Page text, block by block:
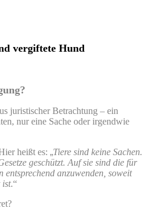
vergiftete Hund
juristischer Betrachtung – ein
nur eine Sache oder irgendwie
heißt es: „Tiere sind keine Sachen.
geschützt. Auf sie sind die für
entsprechend anzuwenden, soweit
ist.“